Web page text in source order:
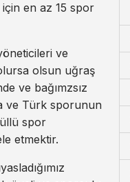
için en az 15 spor
ve
olsun uğraş
ve bağımzsız
ve Türk sporunun
spor
etmektir.